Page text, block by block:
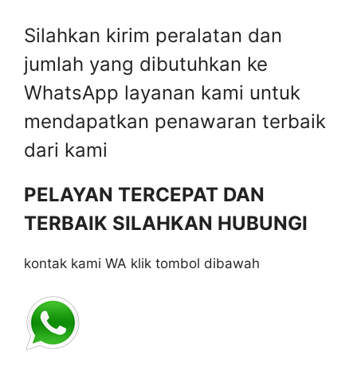
Silahkan kirim peralatan dan
jumlah yang dibutuhkan ke
WhatsApp layanan kami untuk
mendapatkan penawaran terbaik
dari kami
PELAYAN TERCEPAT DAN
TERBAIK SILAHKAN HUBUNGI
kontak kami WA klik tombol dibawah